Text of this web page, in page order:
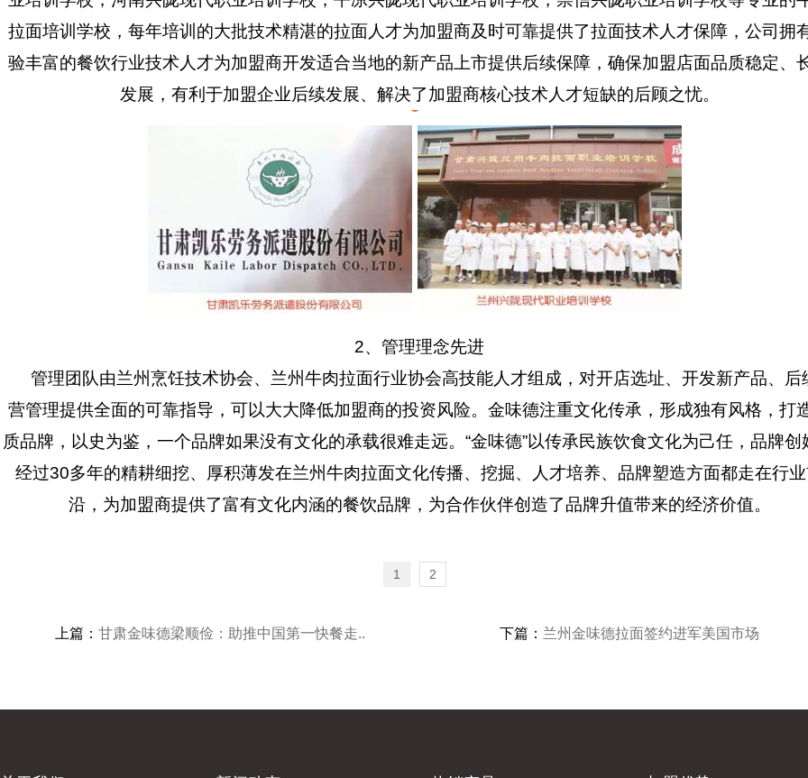
拉面培训学校，每年培训的大批技术精湛的拉面人才为加盟商及时可靠提供了拉面技术人才保障，公司拥
验丰富的餐饮行业技术人才为加盟商开发适合当地的新产品上市提供后续保障，确保加盟店面品质稳定、
发展，有利于加盟企业后续发展、解决了加盟商核心技术人才短缺的后顾之忧。
2、管理理念先进
管理团队由兰州烹饪技术协会、兰州牛肉拉面行业协会高技能人才组成，对开店选址、开发新产品、后
营管理提供全面的可靠指导，可以大大降低加盟商的投资风险。金味德注重文化传承，形成独有风格，打
质品牌，以史为鉴，一个品牌如果没有文化的承载很难走远。“金味德”以传承民族饮食文化为己任，品牌创
经过30多年的精耕细挖、厚积薄发在兰州牛肉拉面文化传播、挖掘、人才培养、品牌塑造方面都走在行
沿，为加盟商提供了富有文化内涵的餐饮品牌，为合作伙伴创造了品牌升值带来的经济价值。
1 2
上篇： 甘肃金味德梁顺俭：助推中国第一快餐走.. 下篇： 兰州金味德拉面签约进军美国市场